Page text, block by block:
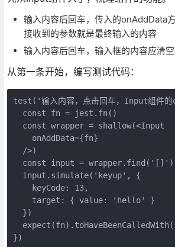
输入内容后回车，传入的onAddData
接收到的参数就是最终输入的内容
输入内容后回车，输入框的内容应清空
从第一条开始，编写测试代码：
test('输入内容，点击回车，Input组件
  const fn = jest.fn()
  const wrapper = shallow(<Input
    onAddData={fn}
  />)
  const input = wrapper.find('[]')
  input.simulate('keyup', {
    keyCode: 13,
    target: { value: 'hello' }
  })
})